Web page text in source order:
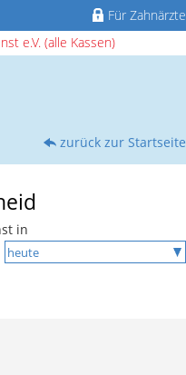
Für Zahnärzte
e.V. (alle Kassen)
zurück zur Startseite
in